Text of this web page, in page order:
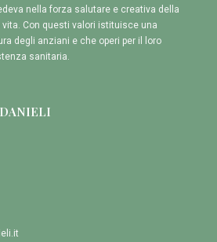
nella forza salutare e creativa della
Con questi valori istituisce una
degli anziani e che operi per il loro
sanitaria.